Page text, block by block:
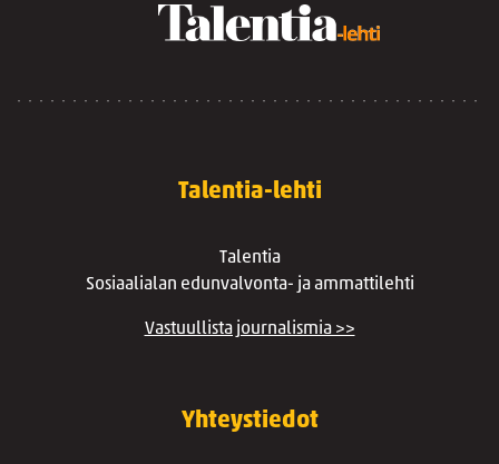
Talentia-lehti
Talentia
Sosiaalialan edunvalvonta- ja ammattilehti
Vastuullista journalismia >>
Yhteystiedot